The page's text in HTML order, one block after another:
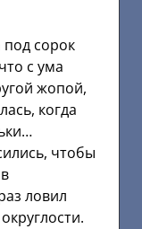
сорок
с ума
жопой,
когда
чтобы
ловил